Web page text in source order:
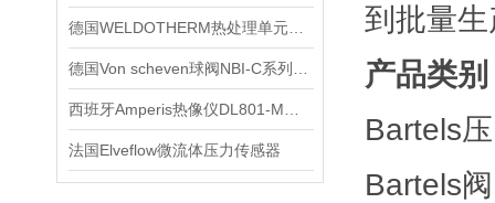
法国Elveflow微流体压力传感器
到批量
产品类
Bartels
Bartels阀